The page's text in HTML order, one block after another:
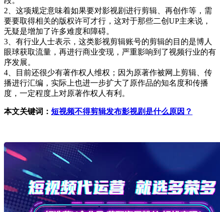
2、这项规定意味着如果要对影视剧进行剪辑、再创作等，需
要要取得相关的版权许可才行，这对于那些二创UP主来说，
无疑是增加了许多难度和障碍。
3、有行业人士表示，这类影视剪辑账号的剪辑的目的是博人
眼球获取流量，再进行商业变现，严重影响到了视频行业的有
序发展。
4、目前还很少有著作权人维权；因为原著作被网上剪辑、传
播进行汇编，实际上也进一步扩大了原作品的知名度和传播
度，一定程度上对原著作权人有利。
本文关键词： 短视频不得剪辑发布影视剧是什么原因？